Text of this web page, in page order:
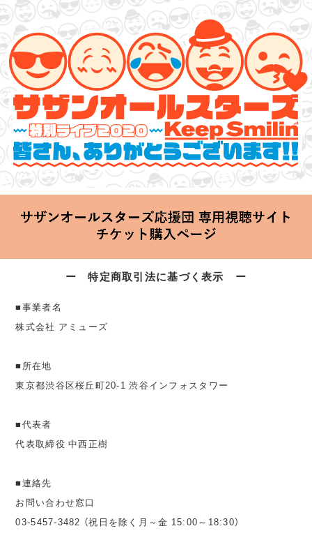
サザンオールスターズ 特別ライブ 2020
2020.06.25 Thu 20:00 Start at 横浜アリーナ
ー 特定商取引法に基づく表示 ー
■事業者名
株式会社 アミューズ
■所在地
東京都渋谷区桜丘町20-1 渋谷インフォスタワー
■代表者
代表取締役 中西正樹
■連絡先
お問い合わせ窓口
03-5457-3482 （祝日を除く月～金 15:00～18:30）